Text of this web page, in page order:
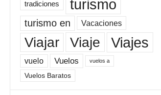
tradiciones turismo
turismo en Vacaciones
Viajar Viaje Viajes
vuelo Vuelos vuelos a
Vuelos Baratos